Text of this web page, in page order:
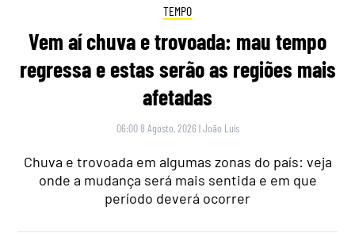
TEMPO
Vem aí chuva e trovoada: mau tempo
regressa e estas serão as regiões mais
afetadas
06:00 8 Agosto, 2026 |João Luís
Chuva e trovoada em algumas zonas do país: veja
onde a mudança será mais sentida e em que
período deverá ocorrer